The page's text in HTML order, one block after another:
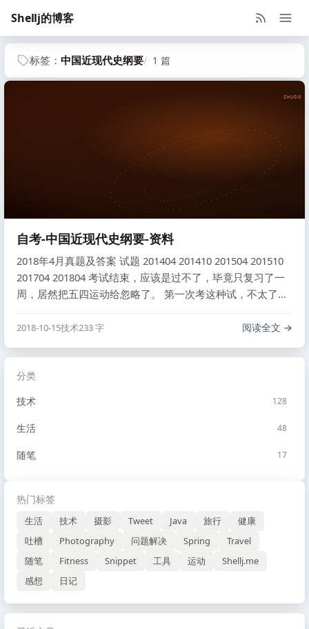
Shellj的博客
分类
技术
128
生活 48
随笔 17
热门标签
生活 技术 摄影 Tweet Java 旅行
健康
吐槽
Photography 问题解决 Spring
Travel
随笔
Fitness Snippet 工具 运动
Shellj.me
感想
日记
标签： 中国近现代史纲要 1 篇
SHUGO
自考-中国近现代史纲要-资料
2018年4月真题及答案 试题 201404 201410 201504 201510
201704 201804 考试结束，应该是过不了，毕竟只复习了一
周，居然把五四运动给忽略了。 第一次考这种试，不太了
以为对近现代历史掌握还算不错，最后复习的书只看了一
2018-10-15技术233 字 阅读全文